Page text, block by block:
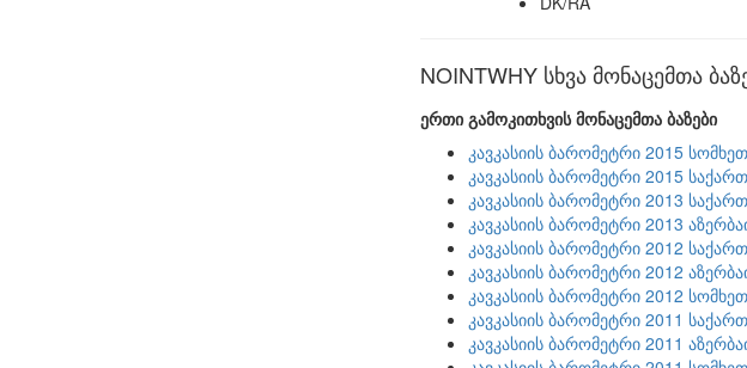
NOINTWHY სხვა მონაცემთა
ერთი გამოკითხვის მონაცემთა ბაზები
კავკასიის ბარომეტრი 2015
კავკასიის ბარომეტრი 2015
კავკასიის ბარომეტრი 2013
კავკასიის ბარომეტრი 2013
კავკასიის ბარომეტრი 2012
კავკასიის ბარომეტრი 2012
კავკასიის ბარომეტრი 2012 სომხეთ
კავკასიის ბარომეტრი 2011
კავკასიის ბარომეტრი 2011